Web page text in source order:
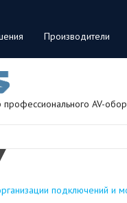
Производители
AV-
подключений и